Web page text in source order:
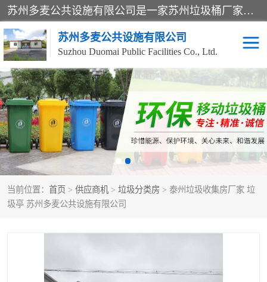
苏州多麦公共设施有限公司是一家苏州垃圾桶厂家，主营：塑料垃圾桶、分类果皮箱、户外园林椅、保安岗亭等产品厂家。全国统一热线电话：17105580222。公司组建完善的团队。设计人员，能根据客户要求，提供适合的设计方案，来满足客户的需求。
苏州多麦公共设施有限公司
Suzhou Duomai Public Facilities Co., Ltd.
当前位置： 首页 > 供应商机 > 垃圾分类房 > 泰州垃圾收集房厂家 垃
圾亭 苏州多麦公共设施有限公司
办公室脚踩垃圾桶 保安岗亭
分类果皮箱 公园椅
垃圾分类房 塑料垃圾桶
防疫岗亭 吸烟岗亭